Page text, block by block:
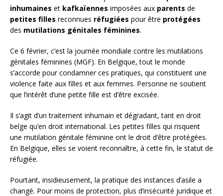
inhumaines et kafkaïennes imposées aux parents de
petites filles reconnues réfugiées pour être protégées
des mutilations génitales féminines.
Ce 6 février, c’est la journée mondiale contre les mutilations
génitales féminines (MGF). En Belgique, tout le monde
s’accorde pour condamner ces pratiques, qui constituent une
violence faite aux filles et aux femmes. Personne ne soutient
que l’intérêt d’une petite fille est d’être excisée.
Il s’agit d’un traitement inhumain et dégradant, tant en droit
belge qu’en droit international. Les petites filles qui risquent
une mutilation génitale féminine ont le droit d’être protégées.
En Belgique, elles se voient reconnaître, à cette fin, le statut de
réfugiée.
Pourtant, insidieusement, la pratique des instances d’asile a
changé. Pour moins de protection, plus d’insécurité juridique et